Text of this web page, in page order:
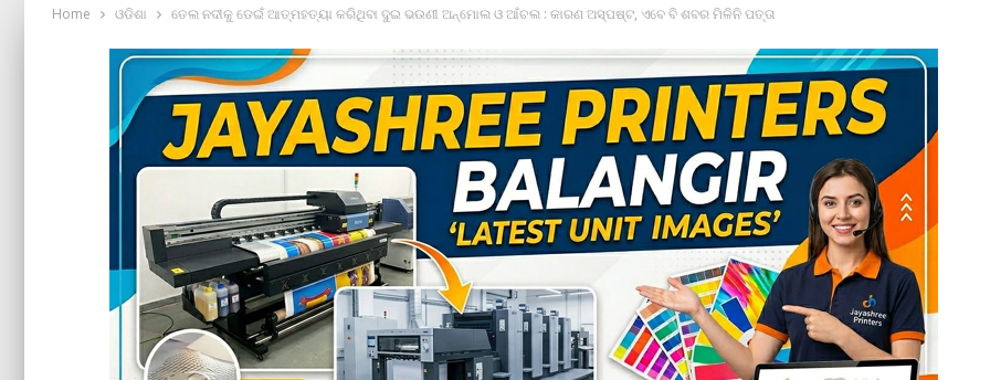
Home ଓଡିଶା ତେଲ ନଦୀକୁ ଡେଇଁ ଆତ୍ମହତ୍ୟା କରିଥିବା ଦୁଇ ଭଉଣୀ ଅନ୍‌ମୋଲ ଓ ଆଁଚଲ : କାରଣ ଅସ୍ପଷ୍ଟ, ଏବେ ବି ଶବର ମିଳିନି ପତ୍ତା